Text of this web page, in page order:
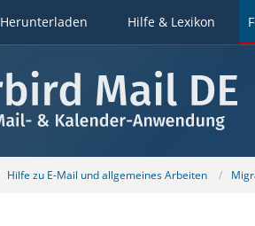
Herunterladen Hilfe & Lexikon
Hilfe zu E-Mail und allgemeines Arbeiten